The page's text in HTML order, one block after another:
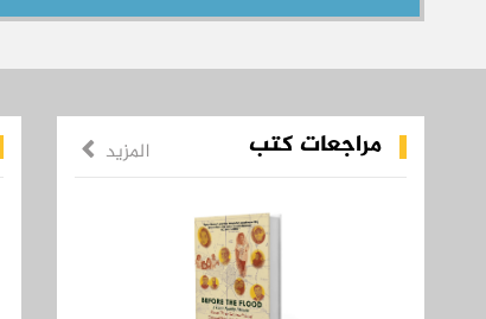
مراجعات كتب المزيد